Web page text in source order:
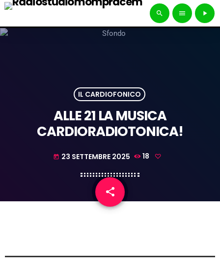
search menu play_arrow
IL CARDIOFONICO
ALLE 21 LA MUSICA
CARDIORADIOTONICA!
today 23 SETTEMBRE 2025 18
share
email